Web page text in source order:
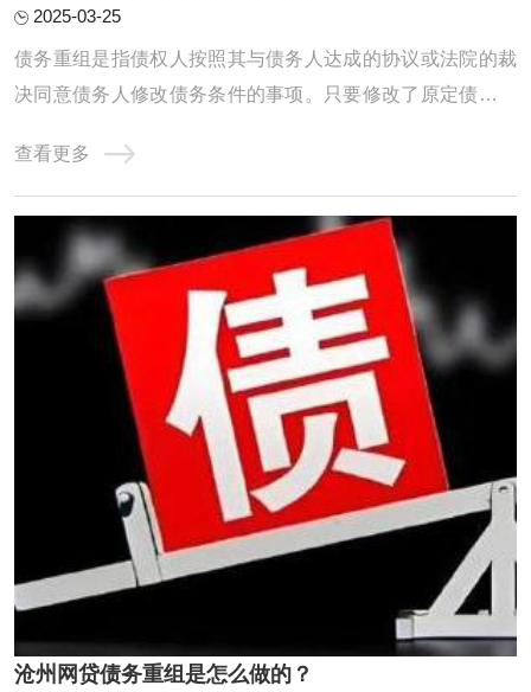
2025-03-25
债务重组是指债权人按照其与债务人达成的协议或法院的裁
决同意债务人修改债务条件的事项。只要修改了原定债务偿
的，均作为债务重组。个人网贷的债务重组需要遵循一定的
原则和程序，包括核销已经损失或无法收回的资产及损益账
户上的借方余额，对资产进行重估价，以确定 ...
查看更多
沧州网贷债务重组是怎么做的？